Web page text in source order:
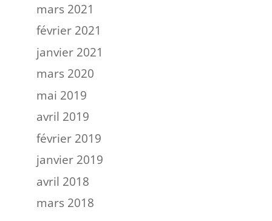
mars 2021
février 2021
janvier 2021
mars 2020
mai 2019
avril 2019
février 2019
janvier 2019
avril 2018
mars 2018